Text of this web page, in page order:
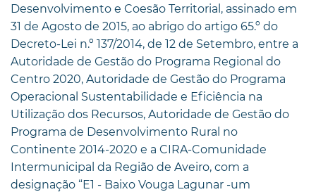
Desenvolvimento e Coesão Territorial, assinado em
31 de Agosto de 2015, ao abrigo do artigo 65.º do
Decreto-Lei n.º 137/2014, de 12 de Setembro, entre a
Autoridade de Gestão do Programa Regional do
Centro 2020, Autoridade de Gestão do Programa
Operacional Sustentabilidade e Eficiência na
Utilização dos Recursos, Autoridade de Gestão do
Programa de Desenvolvimento Rural no
Continente 2014-2020 e a CIRA-Comunidade
Intermunicipal da Região de Aveiro, com a
designação “E1 - Baixo Vouga Lagunar -um